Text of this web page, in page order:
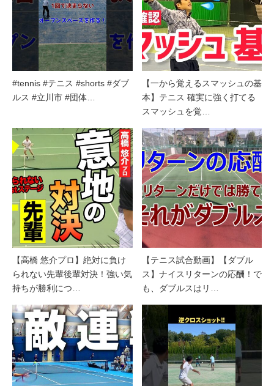
#tennis #テニス #shorts #ダブ
ルス #立川市 #団体…
【一から覚えるスマッシュの基
本】テニス 確実に強く打てる
スマッシュを覚…
【高橋 悠介プロ】絶対に負け
られない先輩後輩対決！強い気
持ちが勝利につ…
【テニス試合動画】【ダブル
ス】ナイスリターンの応酬！で
も、ダブルスはリ…